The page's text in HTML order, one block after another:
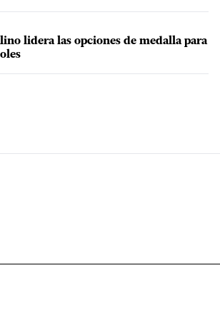
lidera las opciones de medalla para